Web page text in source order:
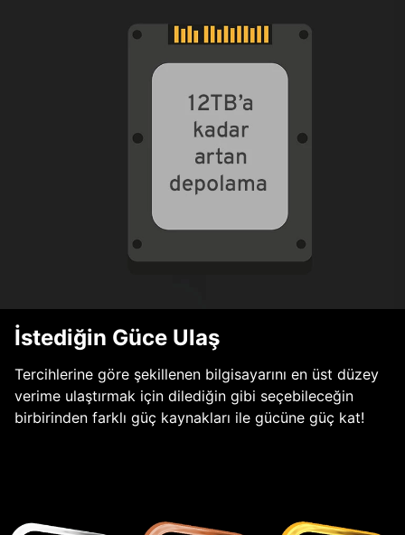
İstediğin Güce Ulaş
Tercihlerine göre şekillenen bilgisayarını en üst düzey
verime ulaştırmak için dilediğin gibi seçebileceğin
birbirinden farklı güç kaynakları ile gücüne güç kat!